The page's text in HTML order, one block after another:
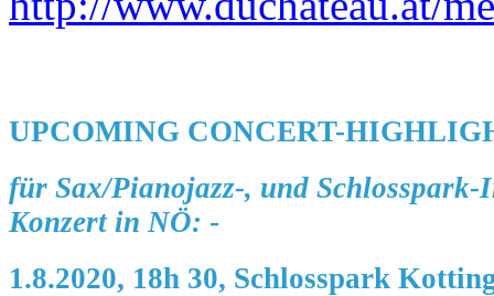
UPCOMING CONCERT-
für Sax/Pianojazz-, und
Konzert in NÖ: -
1.8.2020, 18h 30, Schlosspark